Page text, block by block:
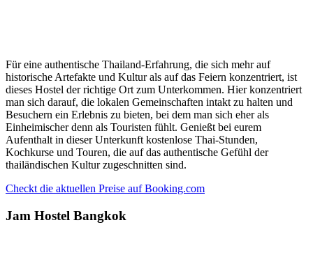
Für eine authentische Thailand-Erfahrung, die sich mehr auf
historische Artefakte und Kultur als auf das Feiern konzentriert, ist
dieses Hostel der richtige Ort zum Unterkommen. Hier konzentriert
man sich darauf, die lokalen Gemeinschaften intakt zu halten und
Besuchern ein Erlebnis zu bieten, bei dem man sich eher als
Einheimischer denn als Touristen fühlt. Genießt bei eurem
Aufenthalt in dieser Unterkunft kostenlose Thai-Stunden,
Kochkurse und Touren, die auf das authentische Gefühl der
thailändischen Kultur zugeschnitten sind.
Checkt die aktuellen Preise auf Booking.com
Jam Hostel Bangkok